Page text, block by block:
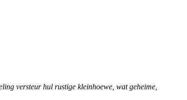
versteur hul rustige kleinhoewe, wat geheime,